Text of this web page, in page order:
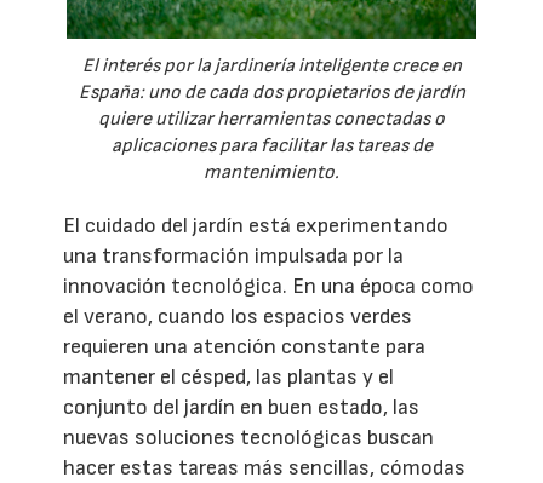
El interés por la jardinería inteligente crece en
España: uno de cada dos propietarios de jardín
quiere utilizar herramientas conectadas o
aplicaciones para facilitar las tareas de
mantenimiento.
El cuidado del jardín está experimentando
una transformación impulsada por la
innovación tecnológica. En una época como
el verano, cuando los espacios verdes
requieren una atención constante para
mantener el césped, las plantas y el
conjunto del jardín en buen estado, las
nuevas soluciones tecnológicas buscan
hacer estas tareas más sencillas, cómodas